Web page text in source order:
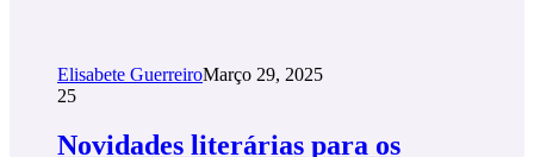
Elisabete GuerreiroMarço 29, 2025
25
Novidades literárias para os